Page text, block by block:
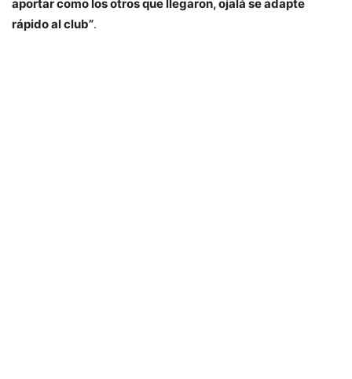
aportar como los otros que llegaron, ojalá se adapte
rápido al club”.